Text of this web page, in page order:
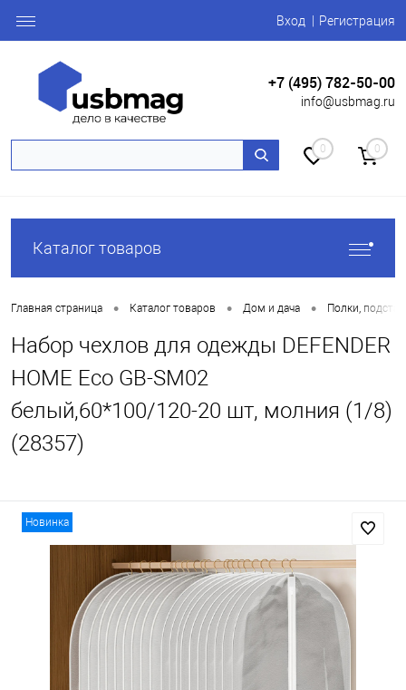
Вход Регистрация
+7 (495) 782-50-00
info@usbmag.ru
0 0
Каталог товаров
Главная страница • Каталог товаров • Дом и дача • Полки,
Набор чехлов для одежды DEFENDER
HOME Eco GB-SM02
белый,60*100/120-20 шт, молния (1/8)
(28357)
Новинка